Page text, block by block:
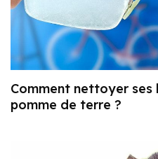
Comment nettoyer
pomme de terre ?